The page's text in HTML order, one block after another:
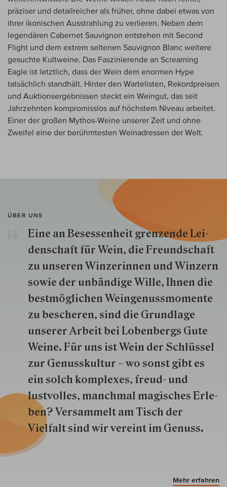
präziser und detailreicher als früher, ohne dabei etwas von
ihrer ikonischen Ausstrahlung zu verlieren. Neben dem
legendären Cabernet Sauvignon entstehen mit Second
Flight und dem extrem seltenen Sauvignon Blanc weitere
gesuchte Kultweine. Das Faszinierende an Screaming
Eagle ist letztlich, dass der Wein dem enormen Hype
tatsächlich standhält. Hinter den Wartelisten, Rekordpreisen
und Auktionsergebnissen steckt ein Weingut, das seit
Jahrzehnten kompromisslos auf höchstem Niveau arbeitet.
Einer der großen Mythos-Weine unserer Zeit und ohne
Zweifel eine der berühmtesten Weinadressen der Welt.
ÜBER UNS
Eine an Besessenheit gren­zende Lei­
den­schaft für Wein, die Freund­schaft
zu unseren Win­zer­innen und Win­zern
so­wie der un­bän­dige Wille, Ihnen die
best­mög­lich­en Wein­genuss­momente
zu besche­ren, sind die Grund­lage
unserer Arbeit bei Lobenbergs Gute
Weine. Für uns ist Wein der Schlüs­sel
zur Genuss­kultur – wo sonst gibt es
ein solch kom­plexes, freud- und
lustvolles, manchmal ma­gisch­es Er­le­
ben? Versammelt am Tisch der
Vielfalt sind wir ver­eint im Genuss.
Mehr erfahren